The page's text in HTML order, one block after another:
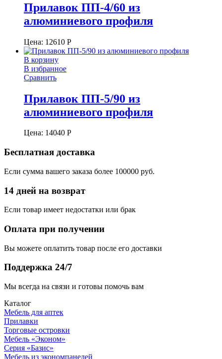
Прилавок ПП-4/60 из
алюминиевого профиля
Цена: 12610 Р
В корзину
В избранное
Сравнить
Прилавок ПП-5/90 из
алюминиевого профиля
Цена: 14040 Р
Бесплатная доставка
Если сумма вашего заказа более 100000 руб.
14 дней на возврат
Если товар имеет недостатки или брак
Оплата при получении
Вы можете оплатить товар после его доставки
Поддержка 24/7
Мы всегда на связи и готовы помочь вам
Каталог
Мебель для аптек
Прилавки
Торговые островки
Мебель «Эконом»
Серия «Базис»
Мебель из экономпанелей